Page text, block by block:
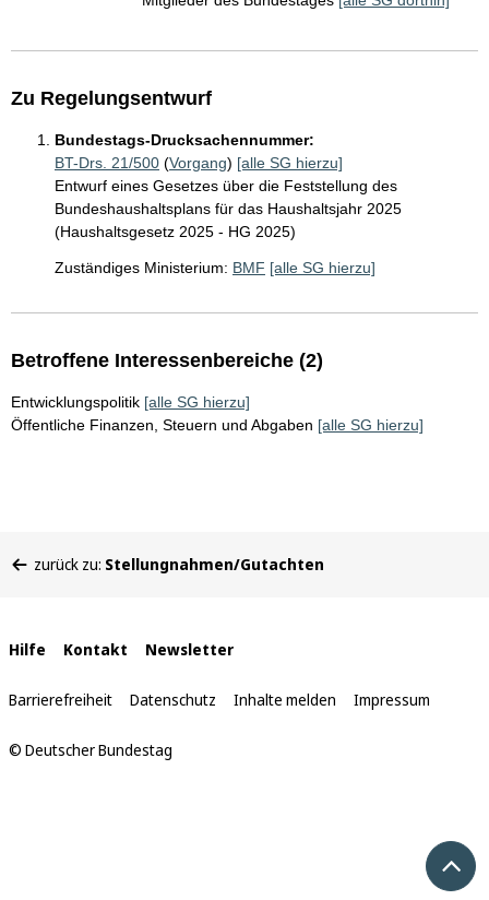
Zu Regelungsentwurf
Bundestags-Drucksachennummer:
BT-Drs. 21/500 (Vorgang) [alle SG hierzu]
Entwurf eines Gesetzes über die Feststellung des
Bundeshaushaltsplans für das Haushaltsjahr 2025
(Haushaltsgesetz 2025 - HG 2025)
Zuständiges Ministerium: BMF [alle SG hierzu]
Betroffene Interessenbereiche (2)
Entwicklungspolitik [alle SG hierzu]
Öffentliche Finanzen, Steuern und Abgaben [alle SG hierzu]
befinden
zurück zu: Stellungnahmen/Gutachten
Interne
Links
Hilfe Kontakt Newsletter
Barrierefreiheit Datenschutz Inhalte melden Impressum
© Deutscher Bundestag